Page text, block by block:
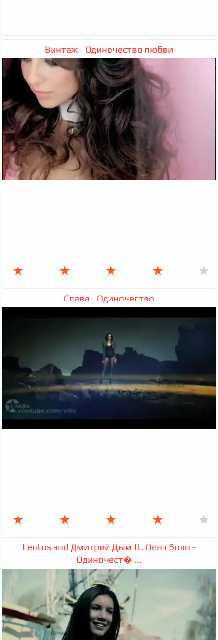
Винтаж - Одиночество любви
★ ★ ★ ★ ★
Слава - Одиночество
★ ★ ★ ★ ★
Lentos and Дмитрий Дым ft. Лена Sоло -
Одиночест� ...